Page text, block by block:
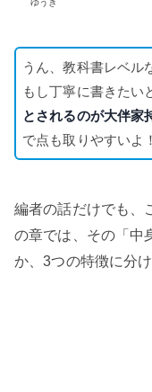
ゆうき
うん、教科書レベル
もし丁寧に書きたい
とされるのが大伴家
で点も取りやすいよ！
編者の話だけでも、
の章では、その「中
か、3つの特徴に分